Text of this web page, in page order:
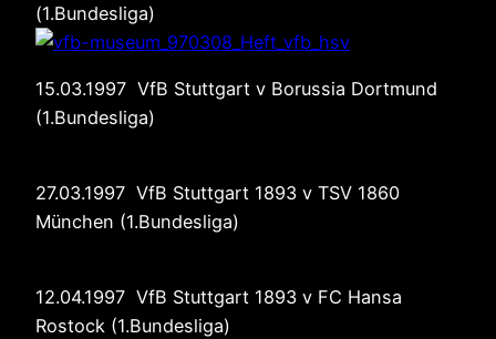
(1.Bundesliga)
15.03.1997 VfB Stuttgart v Borussia Dortmund
(1.Bundesliga)
27.03.1997 VfB Stuttgart 1893 v TSV 1860
München (1.Bundesliga)
12.04.1997 VfB Stuttgart 1893 v FC Hansa
Rostock (1.Bundesliga)